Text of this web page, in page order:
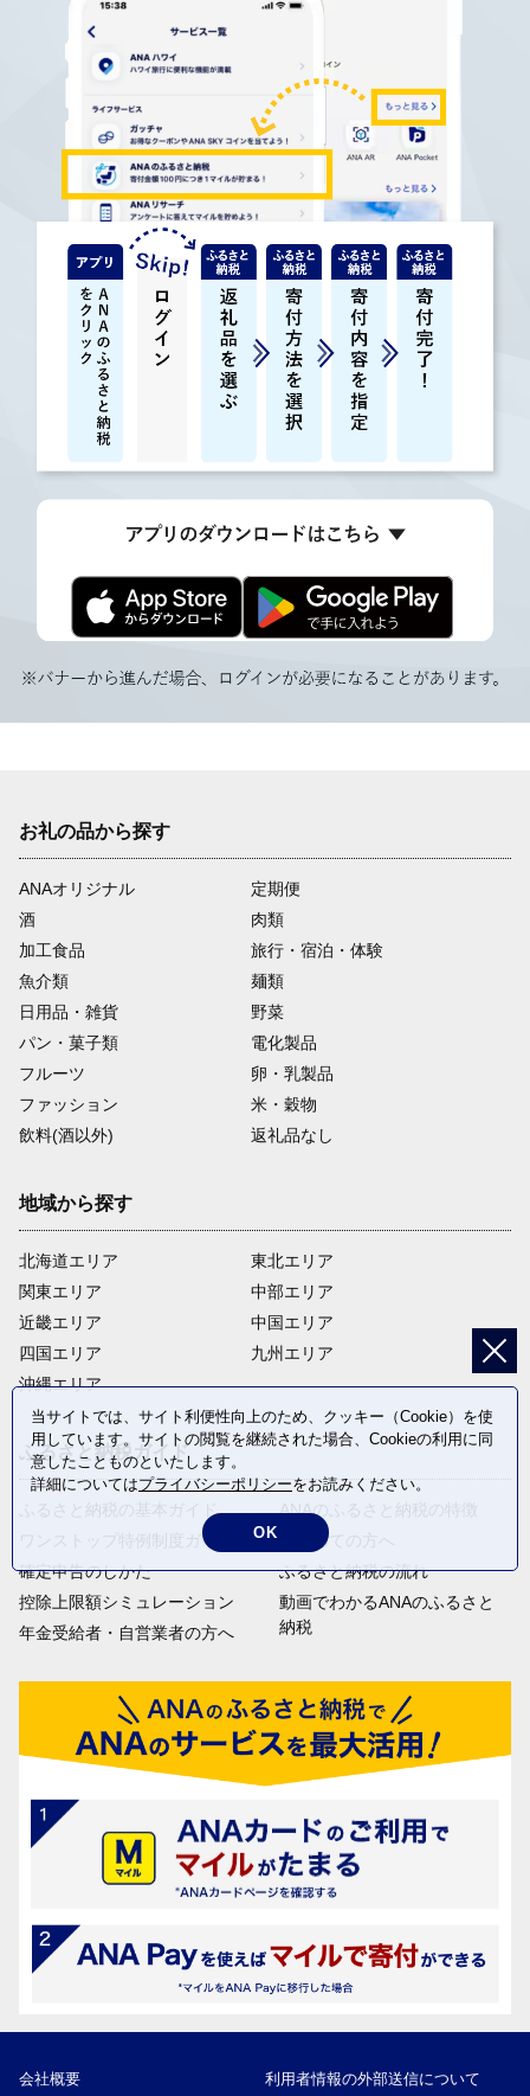
お礼の品から探す
ANAオリジナル
定期便
酒
肉類
加工食品
旅行・宿泊・体験
魚介類
麺類
日用品・雑貨
野菜
パン・菓子類
電化製品
フルーツ
卵・乳製品
ファッション
米・穀物
飲料(酒以外)
返礼品なし
地域から探す
北海道エリア
関東エリア
近畿エリア
四国エリア
沖縄エリア
東北エリア
中部エリア
中国エリア
九州エリア
ふるさと納税ガイド
ふるさと納税の基本ガイド
ワンストップ特例制度ガイド
確定申告のしかた
控除上限額シミュレーション
年金受給者・自営業者の方へ
ANAのふるさと納税の特徴
はじめての方へ
ふるさと納税の流れ
動画でわかるANAのふるさと
納税
会社概要 利用者情報の外部送信について
当サイトでは、サイト利便性向上のため、クッキー（Cookie）を使
用しています。サイトの閲覧を継続された場合、Cookieの利用に同
意したことものといたします。
詳細についてはプライバシーポリシーをお読みください。
OK